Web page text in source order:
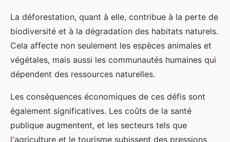
La déforestation, quant à elle, contribue à la perte de
biodiversité et à la dégradation des habitats naturels.
Cela affecte non seulement les espèces animales et
végétales, mais aussi les communautés humaines qui
dépendent des ressources naturelles.
Les conséquences économiques de ces défis sont
également significatives. Les coûts de la santé
publique augmentent, et les secteurs tels que
l'agriculture et le tourisme subissent des pressions